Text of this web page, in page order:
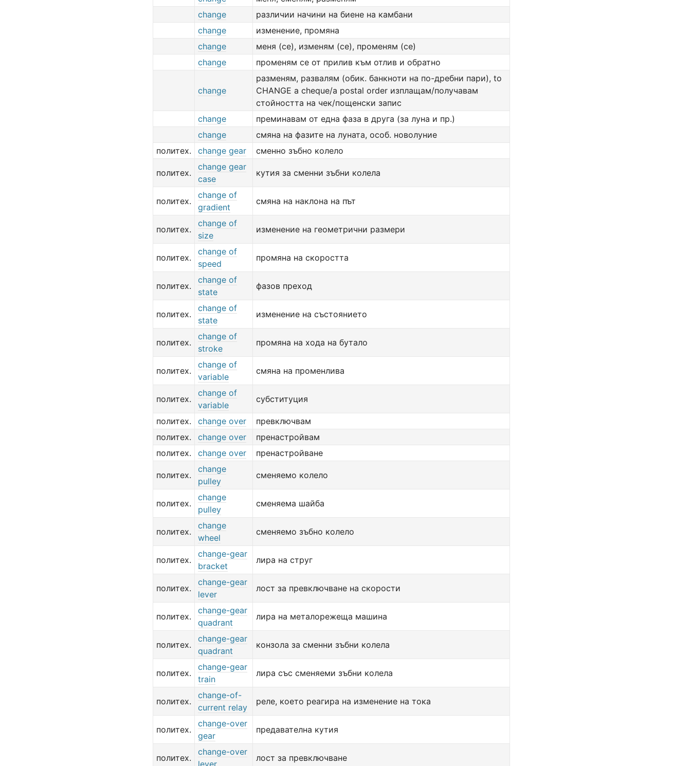
change
различии начини на биене на камбани
change
изменение, промяна
change
меня (се), изменям (се), променям (се)
change
променям се от прилив към отлив и обратно
change
разменям, развалям (обик. банкноти на по-дребни пари), to
CHANGE a cheque/a postal order изплащам/получавам
стойността на чек/пощенски запис
change
преминавам от една фаза в друга (за луна и пр.)
change
смяна на фазите на луната, особ. новолуние
политех.
change gear сменно зъбно колело
политех.
change gear
case
кутия за сменни зъбни колела
политех.
change of
gradient
смяна на наклона на път
политех.
change of
size
изменение на геометрични размери
политех.
change of
speed
промяна на скоростта
политех.
change of
state
фазов преход
политех.
change of
state
изменение на състоянието
политех.
change of
stroke
промяна на хода на бутало
политех.
change of
variable
смяна на променлива
политех.
change of
variable
субституция
политех. change over
превключвам
политех.
change over
пренастройвам
политех.
change over пренастройване
политех.
change
pulley
сменяемо колело
политех.
change
pulley
сменяема шайба
политех.
change
wheel
сменяемо зъбно колело
политех.
change-gear
bracket
лира на струг
политех.
change-gear
lever
лост за превключване на скорости
политех.
change-gear
quadrant
лира на металорежеща машина
политех.
change-gear
quadrant
конзола за сменни зъбни колела
политех.
change-gear
train
лира със сменяеми зъбни колела
политех.
change-of-
current relay
реле, което реагира на изменение на тока
политех.
change-over
gear
предавателна кутия
политех.
change-over
lever
лост за превключване